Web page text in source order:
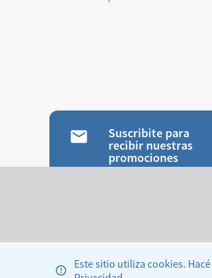
Este sitio utiliza cookies. Hacé
Suscribite para
recibir nuestras
promociones